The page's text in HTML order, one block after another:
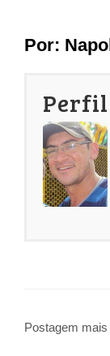
Por:
Perfil
Postagem